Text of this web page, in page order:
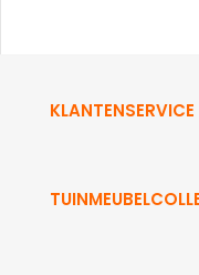
KLANTENSERVICE